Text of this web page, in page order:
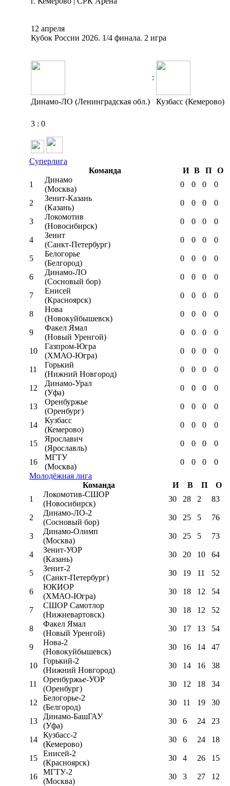
12 апреля
Кубок России 2026. 1/4 финала. 2 игра
:
Динамо-ЛО (Ленинградская обл.) Кузбасс (Кемерово)
3 : 0
Суперлига
Команда
И В П
О
1
Динамо
(Москва)
0 0 0 0
2
Зенит-Казань
(Казань)
0 0 0 0
3
Локомотив
(Новосибирск)
0 0 0 0
4
Зенит
(Санкт-Петербург)
0 0 0 0
5
Белогорье
(Белгород)
0 0 0 0
6
Динамо-ЛО
(Сосновый бор)
0 0 0 0
7
Енисей
(Красноярск)
0 0 0 0
8
Нова
(Новокуйбышевск)
0 0 0 0
9
Факел Ямал
(Новый Уренгой)
0 0 0 0
10
Газпром-Югра
(ХМАО-Югра)
0 0 0 0
11
Горький
(Нижний Новгород)
0 0 0 0
12
Динамо-Урал
(Уфа)
0 0 0 0
13
Оренбуржье
(Оренбург)
0 0 0 0
14
Кузбасс
(Кемерово)
0 0 0 0
15
Ярославич
(Ярославль)
0 0 0 0
16
МГТУ
(Москва)
0 0 0
0
Молодёжная лига
Команда
И В П
О
1
Локомотив-CШОР
(Новосибирск)
30 28 2 83
2
Динамо-ЛО-2
(Сосновый бор)
30 25 5 76
3
Динамо-Олимп
(Москва)
30 25 5 73
4
Зенит-УОР
(Казань)
30 20 10 64
5
Зенит-2
(Санкт-Петербург)
30 19 11 52
6
ЮКИОР
(ХМАО-Югра)
30 18 12 54
7
СШОР Самотлор
(Нижневартовск)
30 18 12 52
8
Факел Ямал
(Новый Уренгой)
30 17 13 54
9
Нова-2
(Новокуйбышевск)
30 16 14 47
10
Горький-2
(Нижний Новгород)
30 14 16 38
11
Оренбуржье-УОР
(Оренбург)
30 12 18 34
12
Белогорье-2
(Белгород)
30 11 19 30
13
Динамо-БашГАУ
(Уфа)
30 6 24 23
14
Кузбасс-2
(Кемерово)
30 6 24 18
15
Енисей-2
(Красноярск)
30 4 26 15
16
МГТУ-2
(Москва)
30 3 27 12